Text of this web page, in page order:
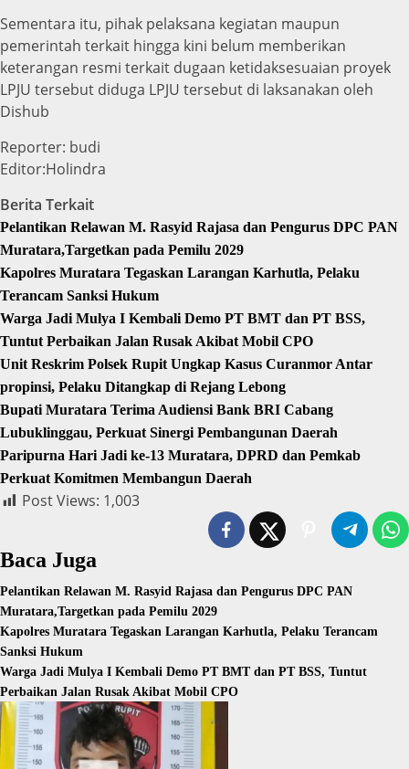
Sementara itu, pihak pelaksana kegiatan maupun
pemerintah terkait hingga kini belum memberikan
keterangan resmi terkait dugaan ketidaksesuaian proyek
LPJU tersebut diduga LPJU tersebut di laksanakan oleh
Dishub
Reporter: budi
Editor:Holindra
Berita Terkait
Pelantikan Relawan M. Rasyid Rajasa dan Pengurus DPC PAN
Muratara,Targetkan pada Pemilu 2029
Kapolres Muratara Tegaskan Larangan Karhutla, Pelaku
Terancam Sanksi Hukum
Warga Jadi Mulya I Kembali Demo PT BMT dan PT BSS,
Tuntut Perbaikan Jalan Rusak Akibat Mobil CPO
Unit Reskrim Polsek Rupit Ungkap Kasus Curanmor Antar
propinsi, Pelaku Ditangkap di Rejang Lebong
Bupati Muratara Terima Audiensi Bank BRI Cabang
Lubuklinggau, Perkuat Sinergi Pembangunan Daerah
Paripurna Hari Jadi ke-13 Muratara, DPRD dan Pemkab
Perkuat Komitmen Membangun Daerah
Post Views: 1,003
Baca Juga
Pelantikan Relawan M. Rasyid Rajasa dan Pengurus DPC PAN
Muratara,Targetkan pada Pemilu 2029
Kapolres Muratara Tegaskan Larangan Karhutla, Pelaku Terancam
Sanksi Hukum
Warga Jadi Mulya I Kembali Demo PT BMT dan PT BSS, Tuntut
Perbaikan Jalan Rusak Akibat Mobil CPO